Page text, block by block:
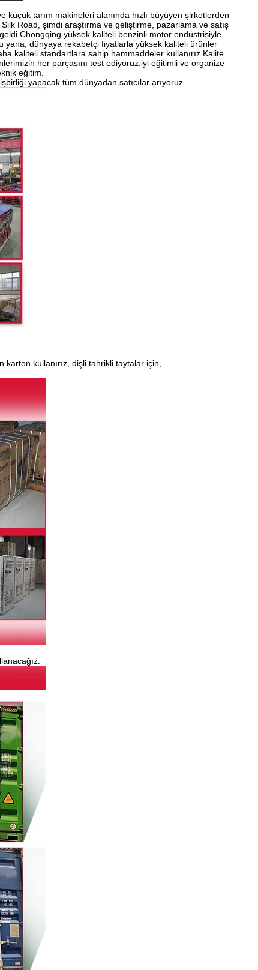
tarım makineleri alanında hızlı büyüyen şirketlerden
Road, şimdi araştırma ve geliştirme, pazarlama ve satış
yüksek kaliteli benzinli motor endüstrisiyle
yana, dünyaya rekabetçi fiyatlarla yüksek kaliteli ürünler
kaliteli standartlara sahip hammaddeler kullanırız.Kalite
her parçasını test ediyoruz.iyi eğitimli ve organize
eğitim.
yapacak tüm dünyadan satıcılar arıyoruz.
kullanırız, dişli tahrikli taytalar için,